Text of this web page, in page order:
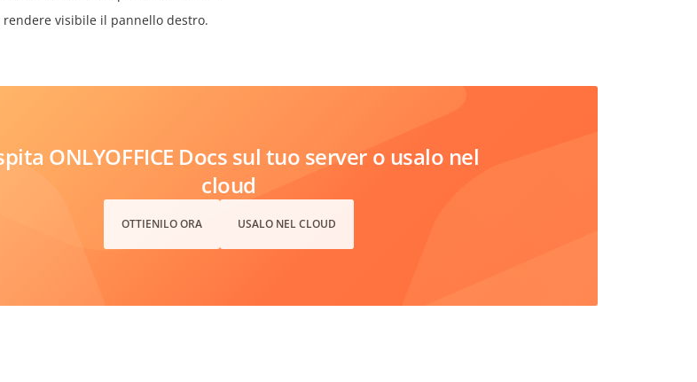
rendere visibile il pannello destro.
ONLYOFFICE Docs sul tuo server o usalo nel
cloud
OTTIENILO ORA USALO NEL CLOUD